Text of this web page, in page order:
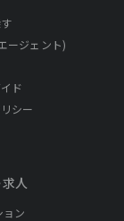
ージェント)
ド
シー
人
ョン